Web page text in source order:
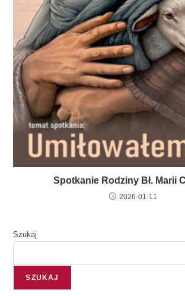
Spotkanie Rodziny Bł. Marii
2026-01-11
Szukaj
SZUKAJ